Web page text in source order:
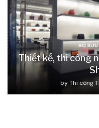
BỘ
Thiết kế, thi công
byThi công